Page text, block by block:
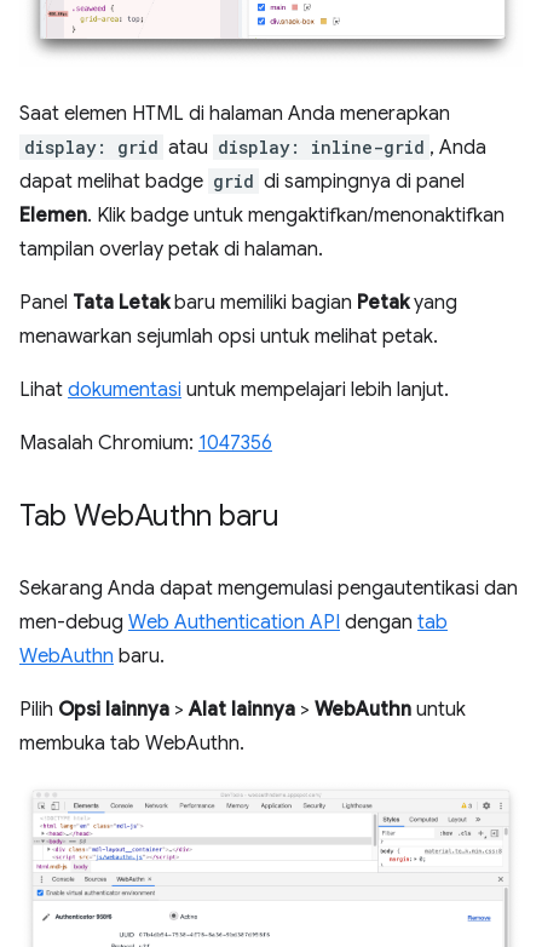
Saat elemen HTML di halaman Anda menerapkan
display: grid atau display: inline-grid , Anda
dapat melihat badge grid di sampingnya di panel
Elemen. Klik badge untuk mengaktifkan/menonaktifkan
tampilan overlay petak di halaman.
Panel Tata Letakbaru memiliki bagian Petakyang
menawarkan sejumlah opsi untuk melihat petak.
Lihat dokumentasi untuk mempelajari lebih lanjut.
Masalah Chromium: 1047356
Tab WebAuthn baru
Sekarang Anda dapat mengemulasi pengautentikasi dan
men-debug Web Authentication API dengan tab
WebAuthn baru.
Pilih Opsi lainnya >Alat lainnya > WebAuthn untuk
membuka tab WebAuthn.